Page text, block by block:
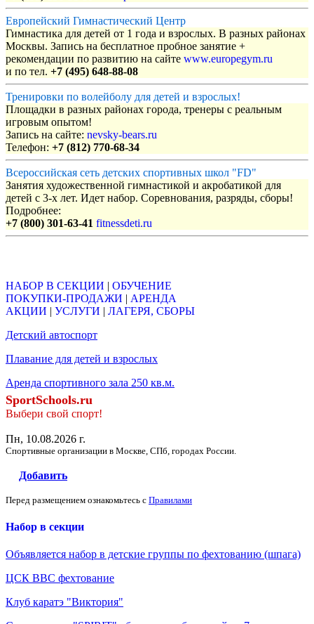
Европейский Гимнастический Центр
Гимнастика для детей от 1 года и взрослых. В разных районах
Москвы. Запись на бесплатное пробное занятие +
рекомендации по развитию на сайте www.europegym.ru
и по тел. +7 (495) 648-88-08
Тренировки по волейболу для детей и взрослых!
Площадки в разных районах города, тренеры с реальным
игровым опытом!
Запись на сайте: nevsky-bears.ru
Телефон: +7 (812) 770-68-34
Всероссийская сеть детских спортивных школ "FD"
Занятия художественной гимнастикой и акробатикой для
детей с 3-х лет. Идет набор. Соревнования, разряды, сборы!
Подробнее:
+7 (800) 301-63-41 fitnessdeti.ru
НАБОР В СЕКЦИИ | ОБУЧЕНИЕ
ПОКУПКИ-ПРОДАЖИ | АРЕНДА
АКЦИИ | УСЛУГИ | ЛАГЕРЯ, СБОРЫ
Детский автоспорт
Плавание для детей и взрослых
Аренда спортивного зала 250 кв.м.
SportSchools.ru
Выбери свой спорт!
Пн, 10.08.2026 г.
Спортивные организации в Москве, СПб, городах России.
Добавить
Перед размещением ознакомьтесь с Правилами
Набор в секции
Объявляется набор в детские группы по фехтованию (шпага)
ЦСК ВВС фехтование
Клуб каратэ "Виктория"